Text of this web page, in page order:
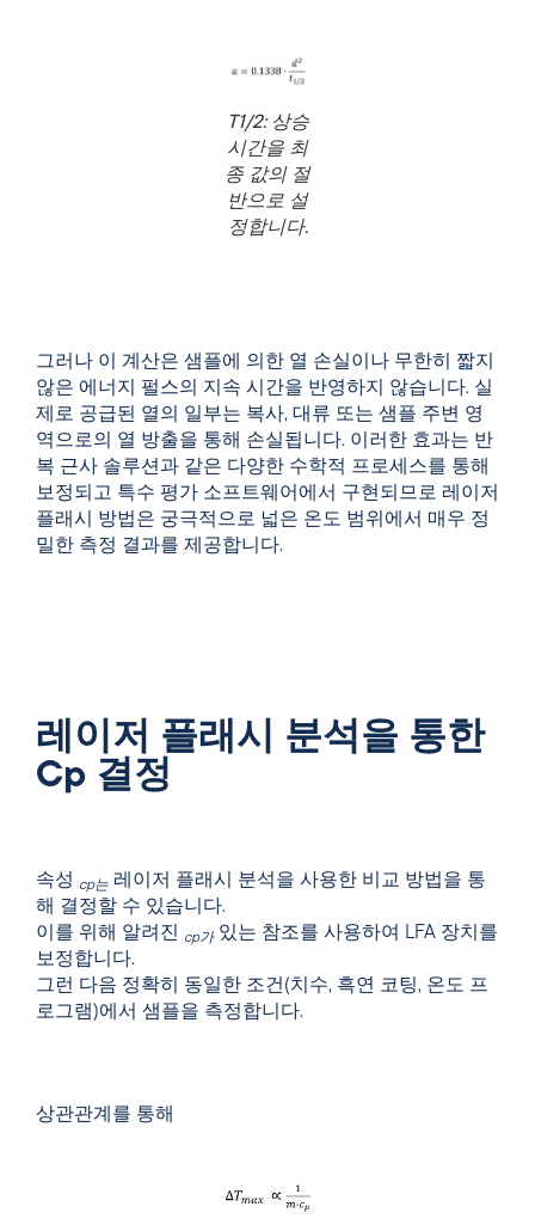
T1/2: 상승
시간을 최
종 값의 절
반으로 설
정합니다.
그러나 이 계산은 샘플에 의한 열 손실이나 무한히 짧지
않은 에너지 펄스의 지속 시간을 반영하지 않습니다. 실
제로 공급된 열의 일부는 복사, 대류 또는 샘플 주변 영
역으로의 열 방출을 통해 손실됩니다. 이러한 효과는 반
복 근사 솔루션과 같은 다양한 수학적 프로세스를 통해
보정되고 특수 평가 소프트웨어에서 구현되므로 레이저
플래시 방법은 궁극적으로 넓은 온도 범위에서 매우 정
밀한 측정 결과를 제공합니다.
레이저 플래시 분석을 통한
Cp 결정
속성 cp는 레이저 플래시 분석을 사용한 비교 방법을 통
해 결정할 수 있습니다.
이를 위해 알려진 cp가있는 참조를 사용하여 LFA 장치를
보정합니다.
그런 다음 정확히 동일한 조건(치수, 흑연 코팅, 온도 프
로그램)에서 샘플을 측정합니다.
상관관계를 통해